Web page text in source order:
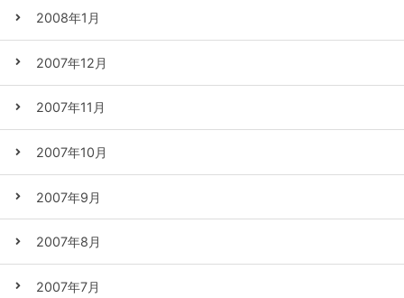
2008年1月
2007年12月
2007年11月
2007年10月
2007年9月
2007年8月
2007年7月